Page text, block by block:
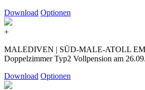
Download Optionen
+
MALEDIVEN | SÜD-MALE-ATOLL
Doppelzimmer Typ2 Vollpension am
Download Optionen